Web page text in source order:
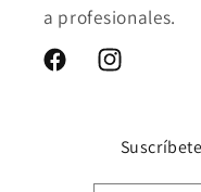
a profesionales.
FacebookInstagram